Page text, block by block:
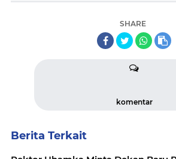
SHARE
komentar
Berita Terkait